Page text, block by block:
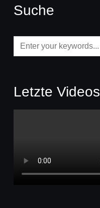
Suche
Letzte Videos